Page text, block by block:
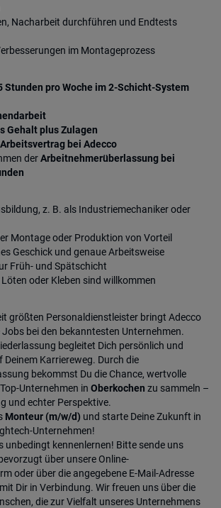
Nacharbeit durchführen und Endtests
im Montageprozess
Stunden pro Woche im 2-Schicht-System
Gehalt plus Zulagen
bei Adecco
derArbeitnehmerüberlassung bei
z. B. als Industriemechaniker oder
Montage oder Produktion von Vorteil
Geschick und genaue Arbeitsweise
Früh- und Spätschicht
oder Kleben sind willkommen
größten Personaldienstleister bringt Adecco
bei den bekanntesten Unternehmen.
begleitet Dich persönlich und
Karriereweg. Durch die
bekommst Du die Chance, wertvolle
Unternehmen in Oberkochen zu sammeln –
und echter Perspektive.
Monteur (m/w/d) und starte Deine Zukunft in
Unternehmen!
unbedingt kennenlernen! Bitte sende uns
über unsere Online-
oder über die angegebene E-Mail-Adresse
Dir in Verbindung. Wir freuen uns über die
die zur Vielfalt unseres Unternehmens